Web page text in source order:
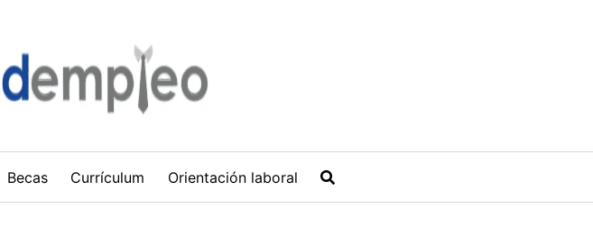
Becas Currículum Orientación laboral